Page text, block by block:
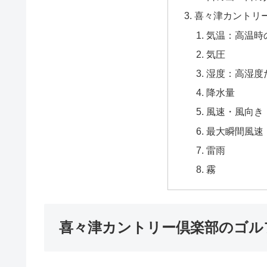
喜々津カントリ
気温：高温時
気圧
湿度：高湿度
降水量
風速・風向き
最大瞬間風速
雷雨
霧
喜々津カントリー倶楽部のゴ